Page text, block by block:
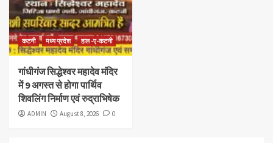
कटनी मध्य प्रदेश हाल -ए-कटनी
गांधीगंज सिद्धेश्वर महादेव मंदिर
में 9 अगस्त से होगा पार्थिव
शिवलिंग निर्माण एवं रुद्राभिषेक
ADMIN August 8, 2026 0